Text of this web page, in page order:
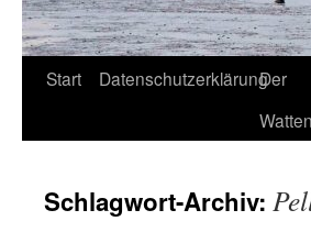
Start DatenschutzerklärungDer
Schlagwort-Archiv: